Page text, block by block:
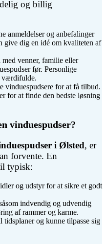
og billig
anmeldelser og anbefalinger
give dig en idé om kvaliteten af
med venner, familie eller
før. Personlige
værdifulde.
vinduespudsere for at få tilbud.
for at finde den bedste løsning
vinduespudser?
i Ølsted, er
forvente. En
typisk:
og udstyr for at sikre et godt
indvendig og udvendig
af rammer og karme.
og kunne tilpasse sig